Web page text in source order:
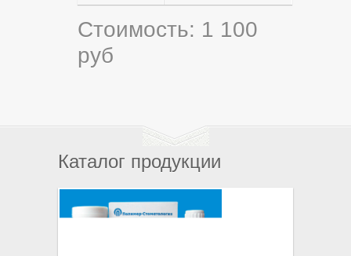
Стоимость: 1 100
руб
Каталог продукции